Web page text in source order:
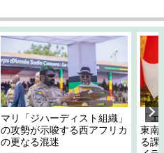
マリ「ジハーディスト組織」
の攻勢が示唆する西アフリカ
の更なる混迷
「
東南
る課